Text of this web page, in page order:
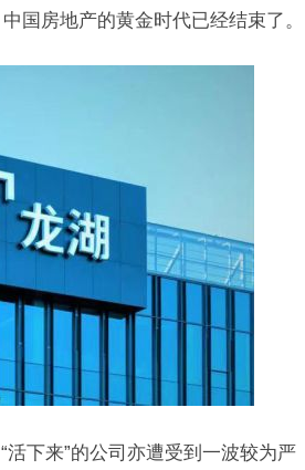
国房地产的黄金时代已经结束了。
下来”的公司亦遭受到一波较为严